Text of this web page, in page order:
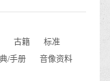
古籍
标准
/手册
音像资料